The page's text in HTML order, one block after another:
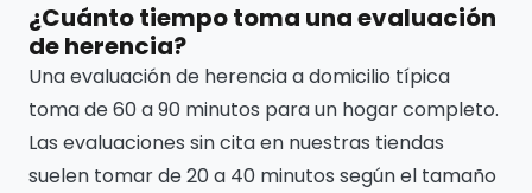
¿Cuánto tiempo toma una evaluación
de herencia?
Una evaluación de herencia a domicilio típica
toma de 60 a 90 minutos para un hogar completo.
Las evaluaciones sin cita en nuestras tiendas
suelen tomar de 20 a 40 minutos según el tamaño